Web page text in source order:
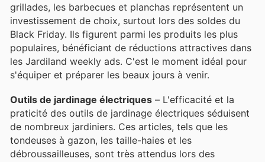
grillades, les barbecues et planchas représentent un
investissement de choix, surtout lors des soldes du
Black Friday. Ils figurent parmi les produits les plus
populaires, bénéficiant de réductions attractives dans
les Jardiland weekly ads. C'est le moment idéal pour
s'équiper et préparer les beaux jours à venir.
Outils de jardinage électriques – L'efficacité et la
praticité des outils de jardinage électriques séduisent
de nombreux jardiniers. Ces articles, tels que les
tondeuses à gazon, les taille-haies et les
débroussailleuses, sont très attendus lors des